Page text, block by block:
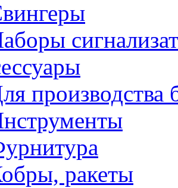
производства
ракеты